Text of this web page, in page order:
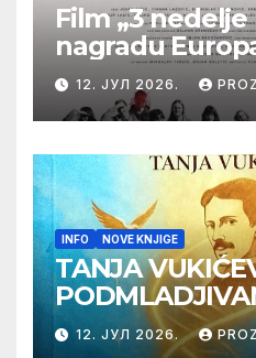
Film „3
nagradu
Label na
u Karlovim
12. ЈУЛ 2026.
INFO NOVE KNJIGE
TANJA
TELA SA
12. ЈУЛ 2026.